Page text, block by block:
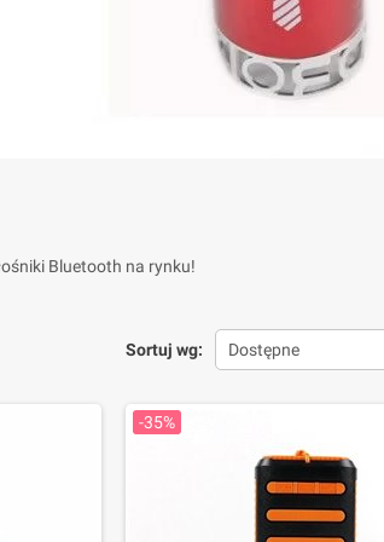
Bluetooth na rynku!
Sortuj wg: Dostępne
-35%